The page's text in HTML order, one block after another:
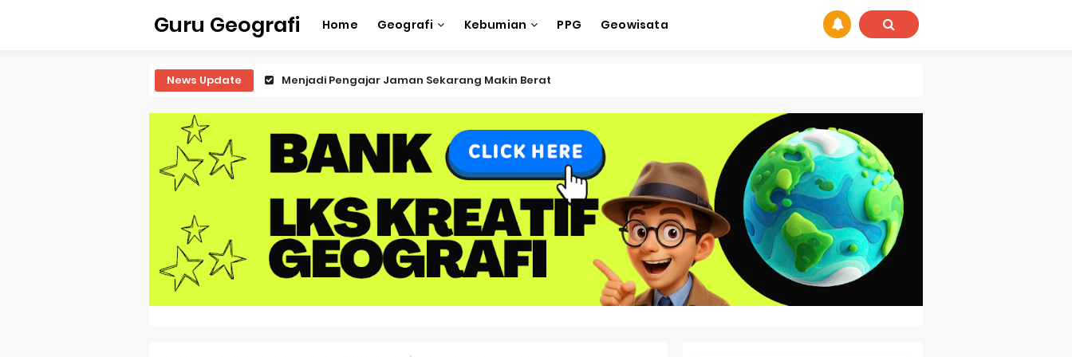
Guru Geografi Home Geografi Kebumian PPG Geowisata
News Update Latihan Prediksi Soal OSK Geografi 2026 Part Geografi Ekonomi
Latihan Prediksi Soal OSK Geografi 2026 Part Geografi Pertanian
Latihan Prediksi Soal OSK Geografi 2026 Part Geografi Budaya
Latihan Prediksi Soal OSK Geografi 2026 Part Dinamika Kota
Pembahasan Soal OSN-K Geografi 2025 No 51-55
Pembahasan Soal OSN-K Geografi 2025 No 46-50
Pembahasan Soal OSN-K Geografi 2025 No 41-45